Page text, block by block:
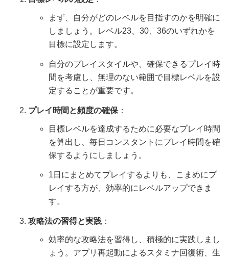
まず、自分がどのレベルを目指すのかを明確に
しましょう。レベル23、30、36のいずれかを
目標に設定します。
自分のプレイスタイルや、確保できるプレイ時
間を考慮し、無理のない範囲で目標レベルを設
定することが重要です。
プレイ時間と頻度の確保 ：
目標レベルを達成するために必要なプレイ時間
を算出し、毎日コンスタントにプレイ時間を確
保するようにしましょう。
1日にまとめてプレイするよりも、こまめにプ
レイする方が、効率的にレベルアップできま
す。
攻略法の習得と実践 ：
効率的な攻略法を習得し、積極的に実践しまし
ょう。アプリ再起動によるスタミナ回復術、生